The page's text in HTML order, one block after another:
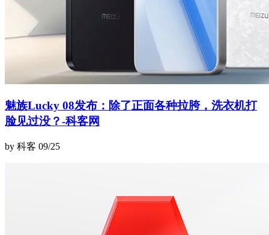
魅族Lucky 08发布：除了正面各种拉胯，洗衣机打
脸见过没？-科客网
by 科客 09/25